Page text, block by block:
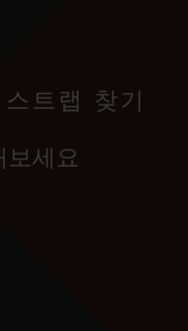
트랩 찾기
보세요